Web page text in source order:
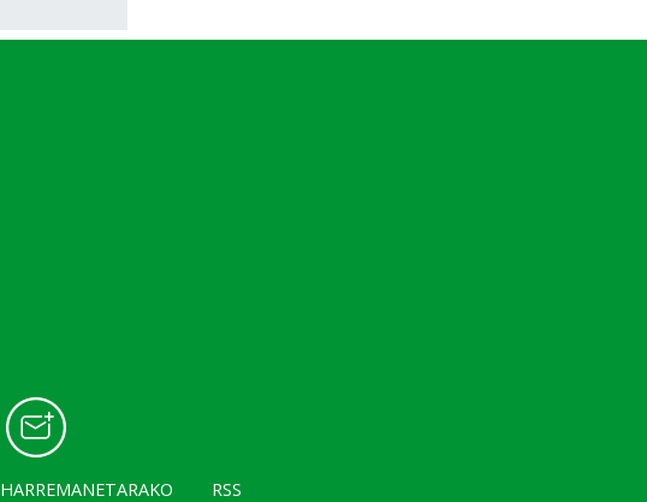
HARREMANETARAKO RSS